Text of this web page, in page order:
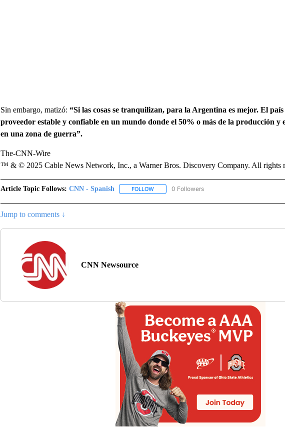
Sin embargo, matizó: “Si las cosas se tranquilizan, para la Argentina es mejor. El
proveedor estable y confiable en un mundo donde el 50% o más de la producción y
en una zona de guerra”.
The-CNN-Wire
™ & © 2025 Cable News Network, Inc., a Warner Bros. Discovery Company. All rights
Article Topic Follows: CNN - Spanish FOLLOWFOLLOW "CNN - SPANISH" TO RECEIVE
0 Followers
Jump to comments ↓
CNN Newsource